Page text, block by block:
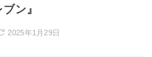
ン‬』
2025年1月29日